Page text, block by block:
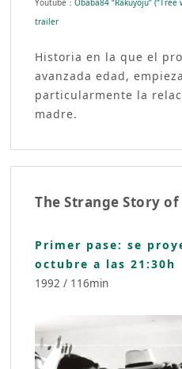
Youtube：Obaba84 “Rakuyôju”
trailer
Historia en la que el
avanzada edad,
particularmente la
madre.
The Strange Story
Primer pase: se
octubre a las 21:30h
1992 / 116min